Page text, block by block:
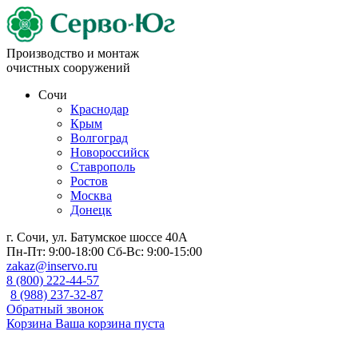
Производство и монтаж
очистных сооружений
Сочи
Краснодар
Крым
Волгоград
Новороссийск
Ставрополь
Ростов
Москва
Донецк
г. Сочи, ул. Батумское шоссе 40А
Пн-Пт: 9:00-18:00 Сб-Вс: 9:00-15:00
zakaz@inservo.ru
8 (800) 222-44-57
8 (988) 237-32-87
Обратный звонок
Корзина Ваша корзина пуста